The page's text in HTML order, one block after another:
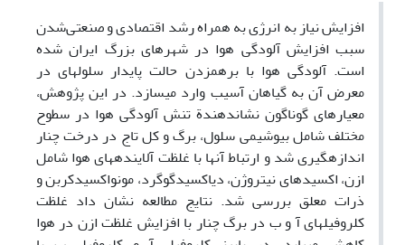
افزایش نیاز به انرژی به همراه رشد اقتصادی و صنعتی‌شدن
سبب افزایش آلودگی هوا در شهرهای بزرگ ایران شده
است. آلودگی هوا با برهم‏زدن حالت پایدار سلول‏های در
معرض آن به گیاهان آسیب وارد می‏سازد. در این پژوهش،
معیارهای گوناگون نشان‏دهندة تنش آلودگی هوا در سطوح
مختلف شامل بیوشیمی سلول، برگ و کل تاج در درخت چنار
اندازه‏گیری شد و ارتباط آن‏ها با غلظت آلاینده‏های هوا شامل
ازن، اکسیدهای نیتروژن، دی‏اکسیدگوگرد، مونواکسیدکربن و
ذرات معلق بررسی شد. نتایج مطالعه نشان داد غلظت
کلروفیل‏های آ و ب در برگ چنار با افزایش غلظت ازن در هوا